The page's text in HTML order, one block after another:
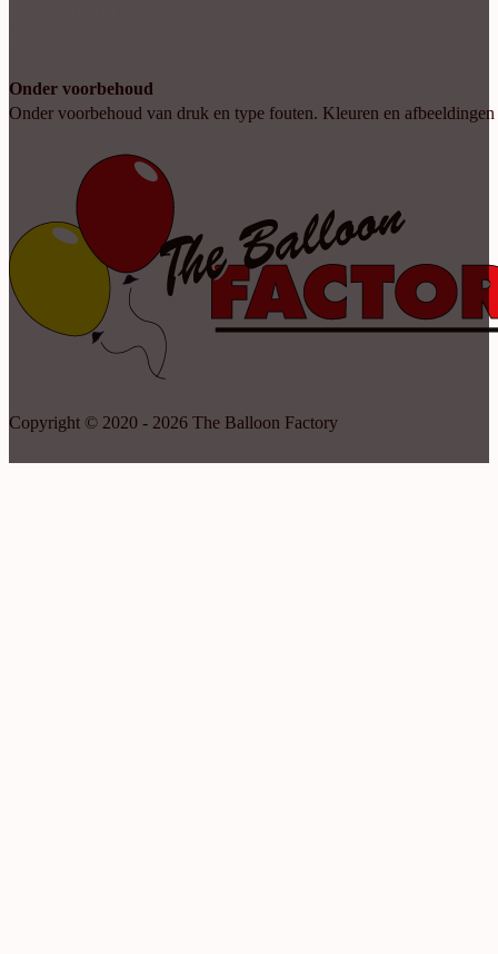
Onder voorbehoud
Onder voorbehoud van druk en type fouten. Kleuren en
Copyright © 2020 - 2026 The Balloon Factory